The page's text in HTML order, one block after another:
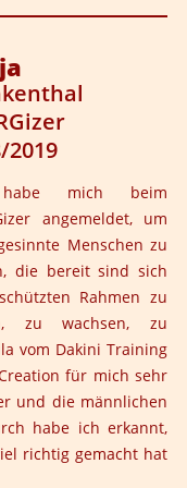
Komfortzone
geladen und mein
meiner
komplett
kann ich auf
zugehen. Ich bin
und kann
2019
mich beim
angemeldet, um
Menschen zu
die bereit sind sich
Rahmen zu
zu wachsen, zu
vom Dakini Training
für mich sehr
und die männlichen
habe ich erkannt,
richtig gemacht hat